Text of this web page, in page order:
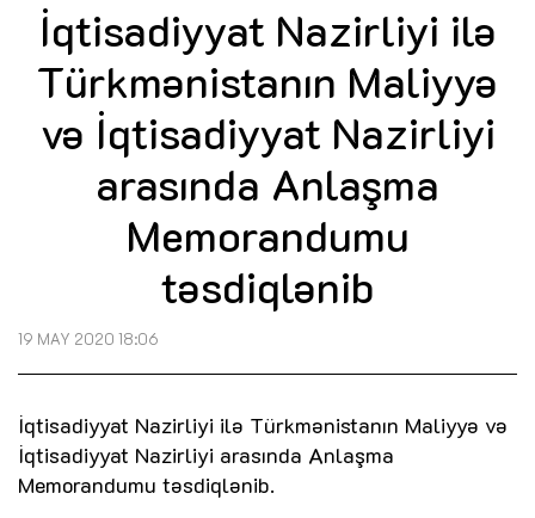
İqtisadiyyat Nazirliyi ilə
Türkmənistanın Maliyyə
və İqtisadiyyat Nazirliyi
arasında Anlaşma
Memorandumu
təsdiqlənib
19 MAY 2020 18:06
İqtisadiyyat Nazirliyi ilə Türkmənistanın Maliyyə və
İqtisadiyyat Nazirliyi arasında Anlaşma
Memorandumu təsdiqlənib.